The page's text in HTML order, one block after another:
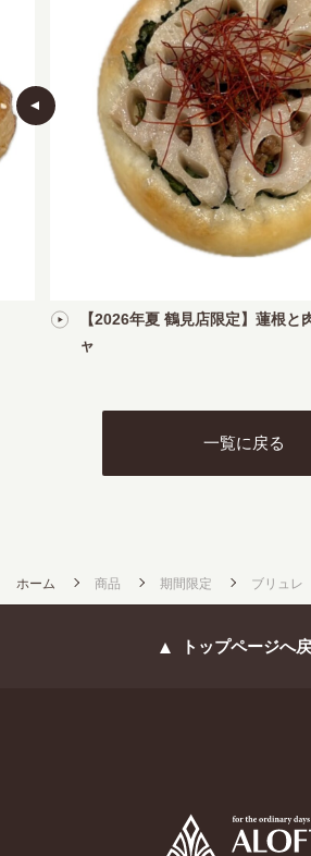
【2026年夏 鶴見店限定】蓮根と
ャ
一覧に戻る
ホーム 商品 期間限定 ブリュレ
トップページへ